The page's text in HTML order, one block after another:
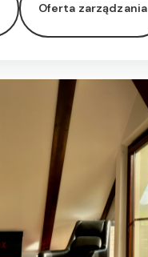
Oferta zarządzania